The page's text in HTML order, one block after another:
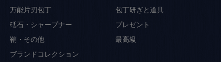
万能片刃包丁
砥石・シャープナー
鞘・その他
ブランドコレクション
包丁研ぎと道具
プレゼント
最高級